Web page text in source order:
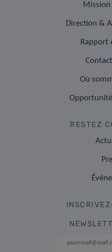
Direction &
Rapport
Où
RESTEZ